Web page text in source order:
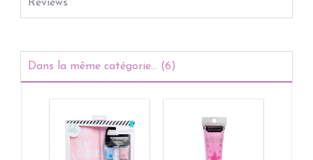
Reviews
Dans la même catégorie... (6)